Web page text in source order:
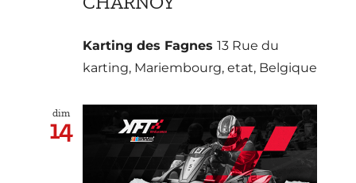
Karting des Fagnes 13 Rue du
karting, Mariembourg, etat, Belgique
dim
14